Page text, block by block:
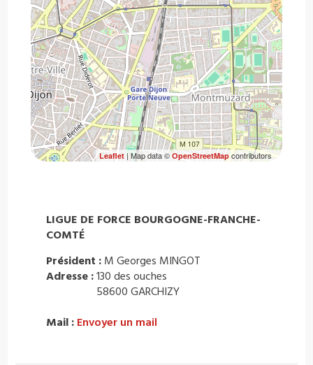
Leaflet| Map data ©OpenStreetMapcontributors
LIGUE DE FORCE BOURGOGNE-FRANCHE-
COMTÉ
Président : M Georges MINGOT
Adresse :130 des ouches
58600 GARCHIZY
Mail : Envoyer un mail